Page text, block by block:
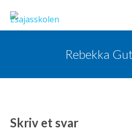
Rebekka
Skriv et svar